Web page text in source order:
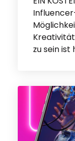
zu sein ist